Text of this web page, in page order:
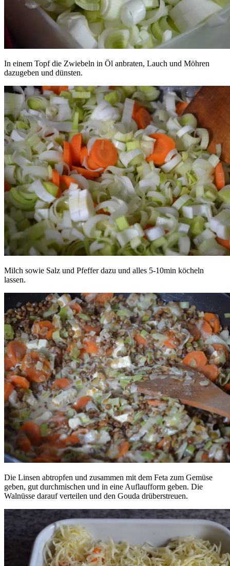
In einem Topf die Zwiebeln in Öl anbraten, Lauch und Möhren
dazugeben und dünsten.
Milch sowie Salz und Pfeffer dazu und alles 5-10min köcheln
lassen.
Die Linsen abtropfen und zusammen mit dem Feta zum Gemüse
geben, gut durchmischen und in eine Auflaufform geben. Die
Walnüsse darauf verteilen und den Gouda drüberstreuen.